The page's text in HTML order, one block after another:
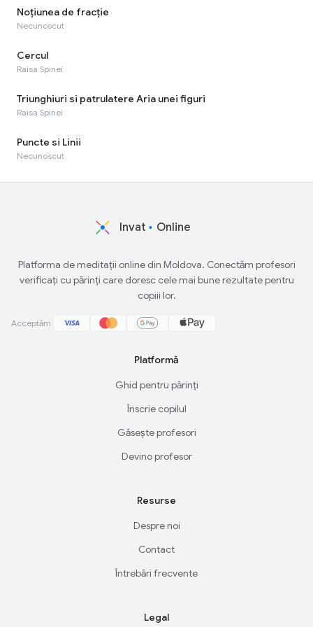
Noțiunea de fracție
Necunoscut
Cercul
Raisa Spinei
Triunghiuri si patrulatere Aria unei figuri
Raisa Spinei
Puncte si Linii
Necunoscut
Invat Online
Platforma de meditații online din Moldova. Conectăm profesori
verificați cu părinți care doresc cele mai bune rezultate pentru
copiii lor.
Acceptăm:
Platformă
Ghid pentru părinți
Înscrie copilul
Găsește profesori
Devino profesor
Resurse
Despre noi
Contact
Întrebări frecvente
Legal